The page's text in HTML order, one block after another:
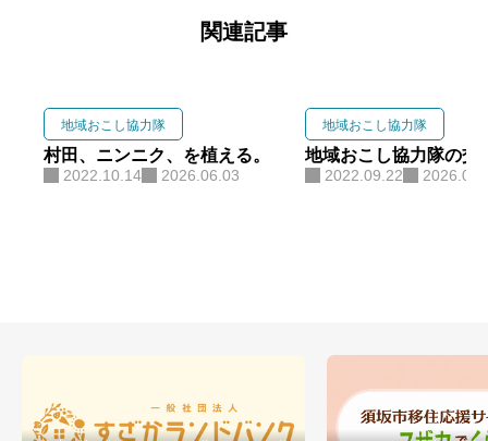
関連記事
地域おこし協力隊
村田、ニンニク、を植える。
2022.10.14 2026.06.03
地域おこし協力隊
地域おこし協力隊の交
2022.09.22